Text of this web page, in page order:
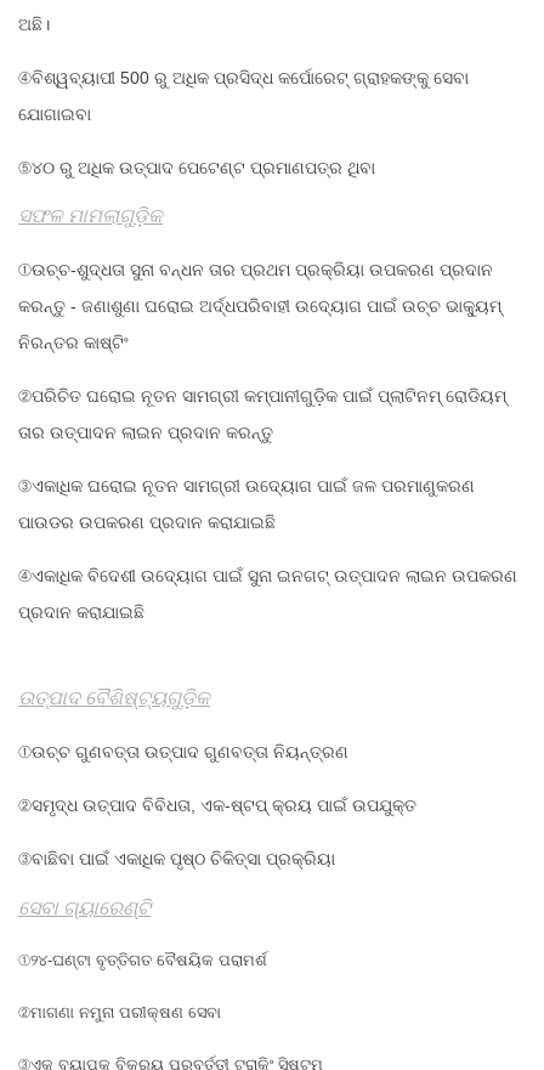
ଅଛି।
④ବିଶ୍ୱବ୍ୟାପୀ 500 ରୁ ଅଧିକ ପ୍ରସିଦ୍ଧ କର୍ପୋରେଟ୍ ଗ୍ରାହକଙ୍କୁ ସେବା
ଯୋଗାଇବା
⑤୪୦ ରୁ ଅଧିକ ଉତ୍ପାଦ ପେଟେଣ୍ଟ ପ୍ରମାଣପତ୍ର ଥିବା
ସଫଳ ମାମଲାଗୁଡ଼ିକ
①ଉଚ୍ଚ-ଶୁଦ୍ଧତା ସୁନା ବନ୍ଧନ ତାର ପ୍ରଥମ ପ୍ରକ୍ରିୟା ଉପକରଣ ପ୍ରଦାନ
କରନ୍ତୁ - ଜଣାଶୁଣା ଘରୋଇ ଅର୍ଦ୍ଧପରିବାହୀ ଉଦ୍ୟୋଗ ପାଇଁ ଉଚ୍ଚ ଭାକ୍ୟୁମ୍
ନିରନ୍ତର କାଷ୍ଟିଂ
②ପରିଚିତ ଘରୋଇ ନୂତନ ସାମଗ୍ରୀ କମ୍ପାନୀଗୁଡ଼ିକ ପାଇଁ ପ୍ଲାଟିନମ୍ ରୋଡିୟମ୍
ତାର ଉତ୍ପାଦନ ଲାଇନ ପ୍ରଦାନ କରନ୍ତୁ
③ଏକାଧିକ ଘରୋଇ ନୂତନ ସାମଗ୍ରୀ ଉଦ୍ୟୋଗ ପାଇଁ ଜଳ ପରମାଣୁକରଣ
ପାଉଡର ଉପକରଣ ପ୍ରଦାନ କରାଯାଇଛି
④ଏକାଧିକ ବିଦେଶୀ ଉଦ୍ୟୋଗ ପାଇଁ ସୁନା ଇନଗଟ୍ ଉତ୍ପାଦନ ଲାଇନ ଉପକରଣ
ପ୍ରଦାନ କରାଯାଇଛି
ଉତ୍ପାଦ ବୈଶିଷ୍ଟ୍ୟଗୁଡ଼ିକ
①ଉଚ୍ଚ ଗୁଣବତ୍ତା ଉତ୍ପାଦ ଗୁଣବତ୍ତା ନିୟନ୍ତ୍ରଣ
②ସମୃଦ୍ଧ ଉତ୍ପାଦ ବିବିଧତା, ଏକ-ଷ୍ଟପ୍ କ୍ରୟ ପାଇଁ ଉପଯୁକ୍ତ
③ବାଛିବା ପାଇଁ ଏକାଧିକ ପୃଷ୍ଠ ଚିକିତ୍ସା ପ୍ରକ୍ରିୟା
ସେବା ଗ୍ୟାରେଣ୍ଟି
①୨୪-ଘଣ୍ଟା ବୃତ୍ତିଗତ ବୈଷୟିକ ପରାମର୍ଶ
②ମାଗଣା ନମୁନା ପରୀକ୍ଷଣ ସେବା
③ଏକ ବ୍ୟାପକ ବିକ୍ରୟ ପରବର୍ତ୍ତୀ ଟ୍ରାକିଂ ସିଷ୍ଟମ